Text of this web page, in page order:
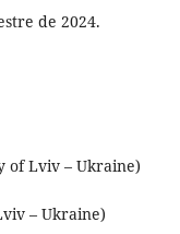
de 2024.
of Lviv – Ukraine)
– Ukraine)